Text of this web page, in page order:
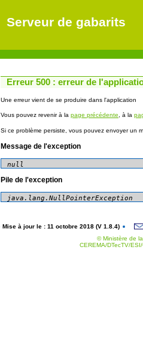
Serveur de gabarits
Erreur 500 : erreur de
Une erreur vient de se produire dans l'application
Vous pouvez revenir à la page précédente, à la
Si ce problème persiste, vous pouvez envoyer un
Message de l'exception
null
Pile de l'exception
Mise à jour le : 11 octobre 2018 (V 1.8.4)
© Ministère de
CEREMA/DTecTV/